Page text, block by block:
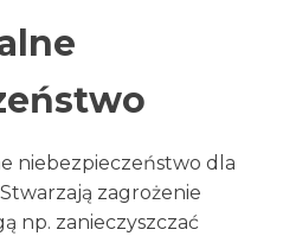
niebezpieczeństwo dla
zagrożenie
np. zanieczyszczać